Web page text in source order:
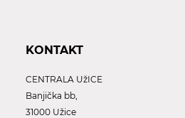
KONTAKT
CENTRALA UžICE
Banjička bb,
31000 Užice